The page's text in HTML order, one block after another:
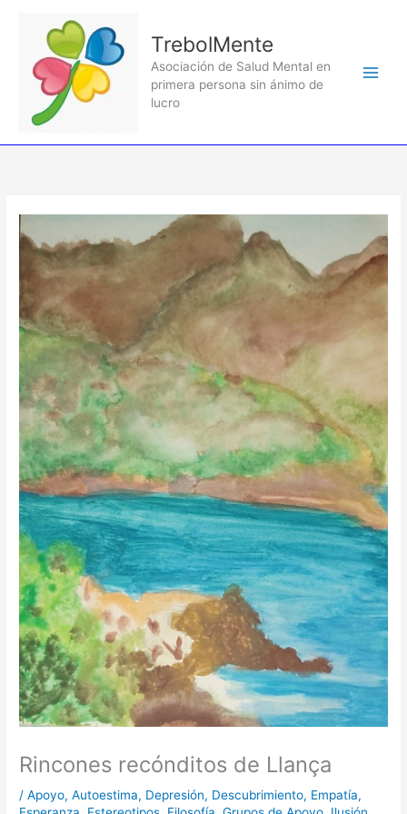
contenido
TrebolMente
Asociación de Salud Mental en
primera persona sin ánimo de
lucro
Rincones recónditos de Llança
/Apoyo,Autoestima, Depresión, Descubrimiento, Empatía,